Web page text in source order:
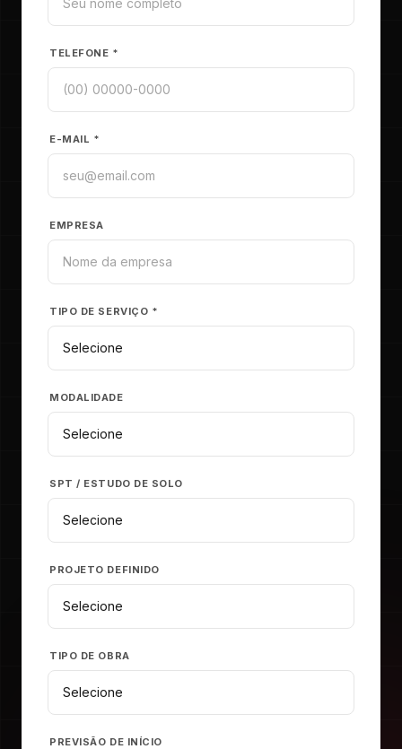
TELEFONE *
E-MAIL *
EMPRESA
TIPO DE SERVIÇO *
MODALIDADE
SPT / ESTUDO DE SOLO
PROJETO DEFINIDO
TIPO DE OBRA
PREVISÃO DE INÍCIO